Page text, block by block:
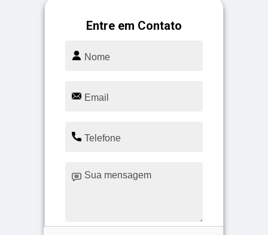
Entre em Contato